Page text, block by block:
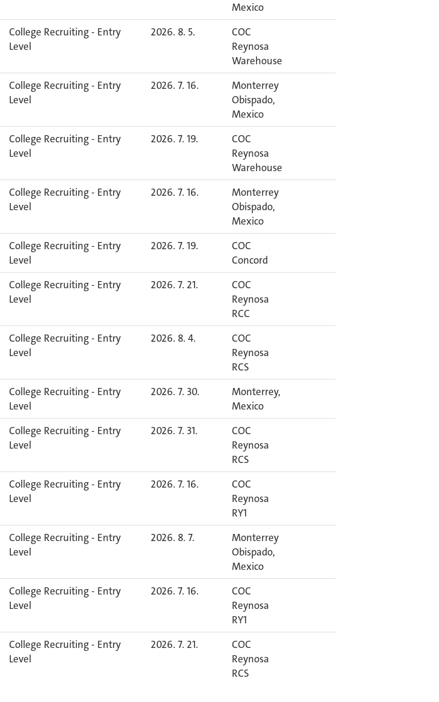
Mexico
College Recruiting - Entry
Level
2026. 8. 5.
COC
Reynosa
Warehouse
College Recruiting - Entry
Level
2026. 7. 16.
Monterrey
Obispado,
Mexico
College Recruiting - Entry
Level
2026. 7. 19.
COC
Reynosa
Warehouse
College Recruiting - Entry
Level
2026. 7. 16.
Monterrey
Obispado,
Mexico
College Recruiting - Entry
Level
2026. 7. 19.
COC
Concord
College Recruiting - Entry
Level
2026. 7. 21.
COC
Reynosa
RCC
College Recruiting - Entry
Level
2026. 8. 4.
COC
Reynosa
RCS
College Recruiting - Entry
Level
2026. 7. 30.
Monterrey,
Mexico
College Recruiting - Entry
Level
2026. 7. 31.
COC
Reynosa
RCS
College Recruiting - Entry
Level
2026. 7. 16.
COC
Reynosa
RY1
College Recruiting - Entry
Level
2026. 8. 7.
Monterrey
Obispado,
Mexico
College Recruiting - Entry
Level
2026. 7. 16.
COC
Reynosa
RY1
College Recruiting - Entry
Level
2026. 7. 21.
COC
Reynosa
RCS